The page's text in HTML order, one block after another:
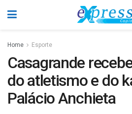
Home Esporte
Casagrande
do atletismo e do
Palácio Anchieta